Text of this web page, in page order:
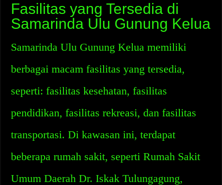
Fasilitas yang Tersedia di
Samarinda Ulu Gunung Kelua
Samarinda Ulu Gunung Kelua memiliki
berbagai macam fasilitas yang tersedia,
seperti: fasilitas kesehatan, fasilitas
pendidikan, fasilitas rekreasi, dan fasilitas
transportasi. Di kawasan ini, terdapat
beberapa rumah sakit, seperti Rumah Sakit
Umum Daerah Dr. Iskak Tulungagung,